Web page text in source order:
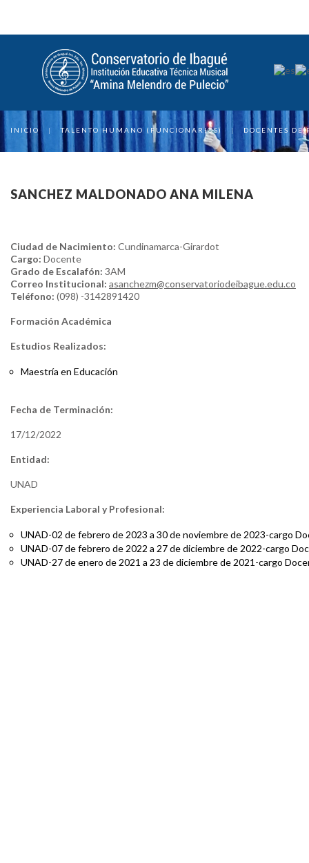
INICIO | TALENTO HUMANO (FUNCIONARIOS) | DOCENTES DE
SANCHEZ MALDONADO ANA MILENA
Ciudad de Nacimiento: Cundinamarca-Girardot
Cargo: Docente
Grado de Escalafón: 3AM
Correo Institucional: asanchezm@conservatoriodeibague.edu.co
Teléfono: (098) -3142891420
Formación Académica
Estudios Realizados:
Maestría en Educación
Fecha de Terminación:
17/12/2022
Entidad:
UNAD
Experiencia Laboral y Profesional:
UNAD-02 de febrero de 2023 a 30 de noviembre de 2023-cargo
UNAD-07 de febrero de 2022 a 27 de diciembre de 2022-cargo
UNAD-27 de enero de 2021 a 23 de diciembre de 2021-cargo